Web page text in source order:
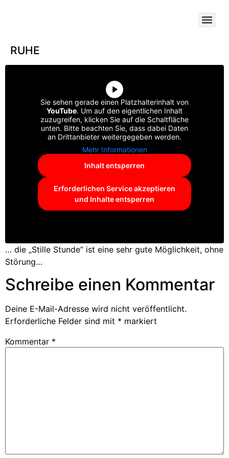
RUHE
Sie sehen gerade einen Platzhalterinhalt von
YouTube. Um auf den eigentlichen Inhalt
zuzugreifen, klicken Sie auf die Schaltfläche
unten. Bitte beachten Sie, dass dabei Daten
an Drittanbieter weitergegeben werden.
Mehr Informationen
Inhalt entsperren
Erforderlichen Service akzeptieren
und Inhalte entsperren
… die „Stille Stunde“ ist eine sehr gute Möglichkeit, ohne
Störung…
Schreibe einen Kommentar
Deine E-Mail-Adresse wird nicht veröffentlicht.
Erforderliche Felder sind mit * markiert
Kommentar *